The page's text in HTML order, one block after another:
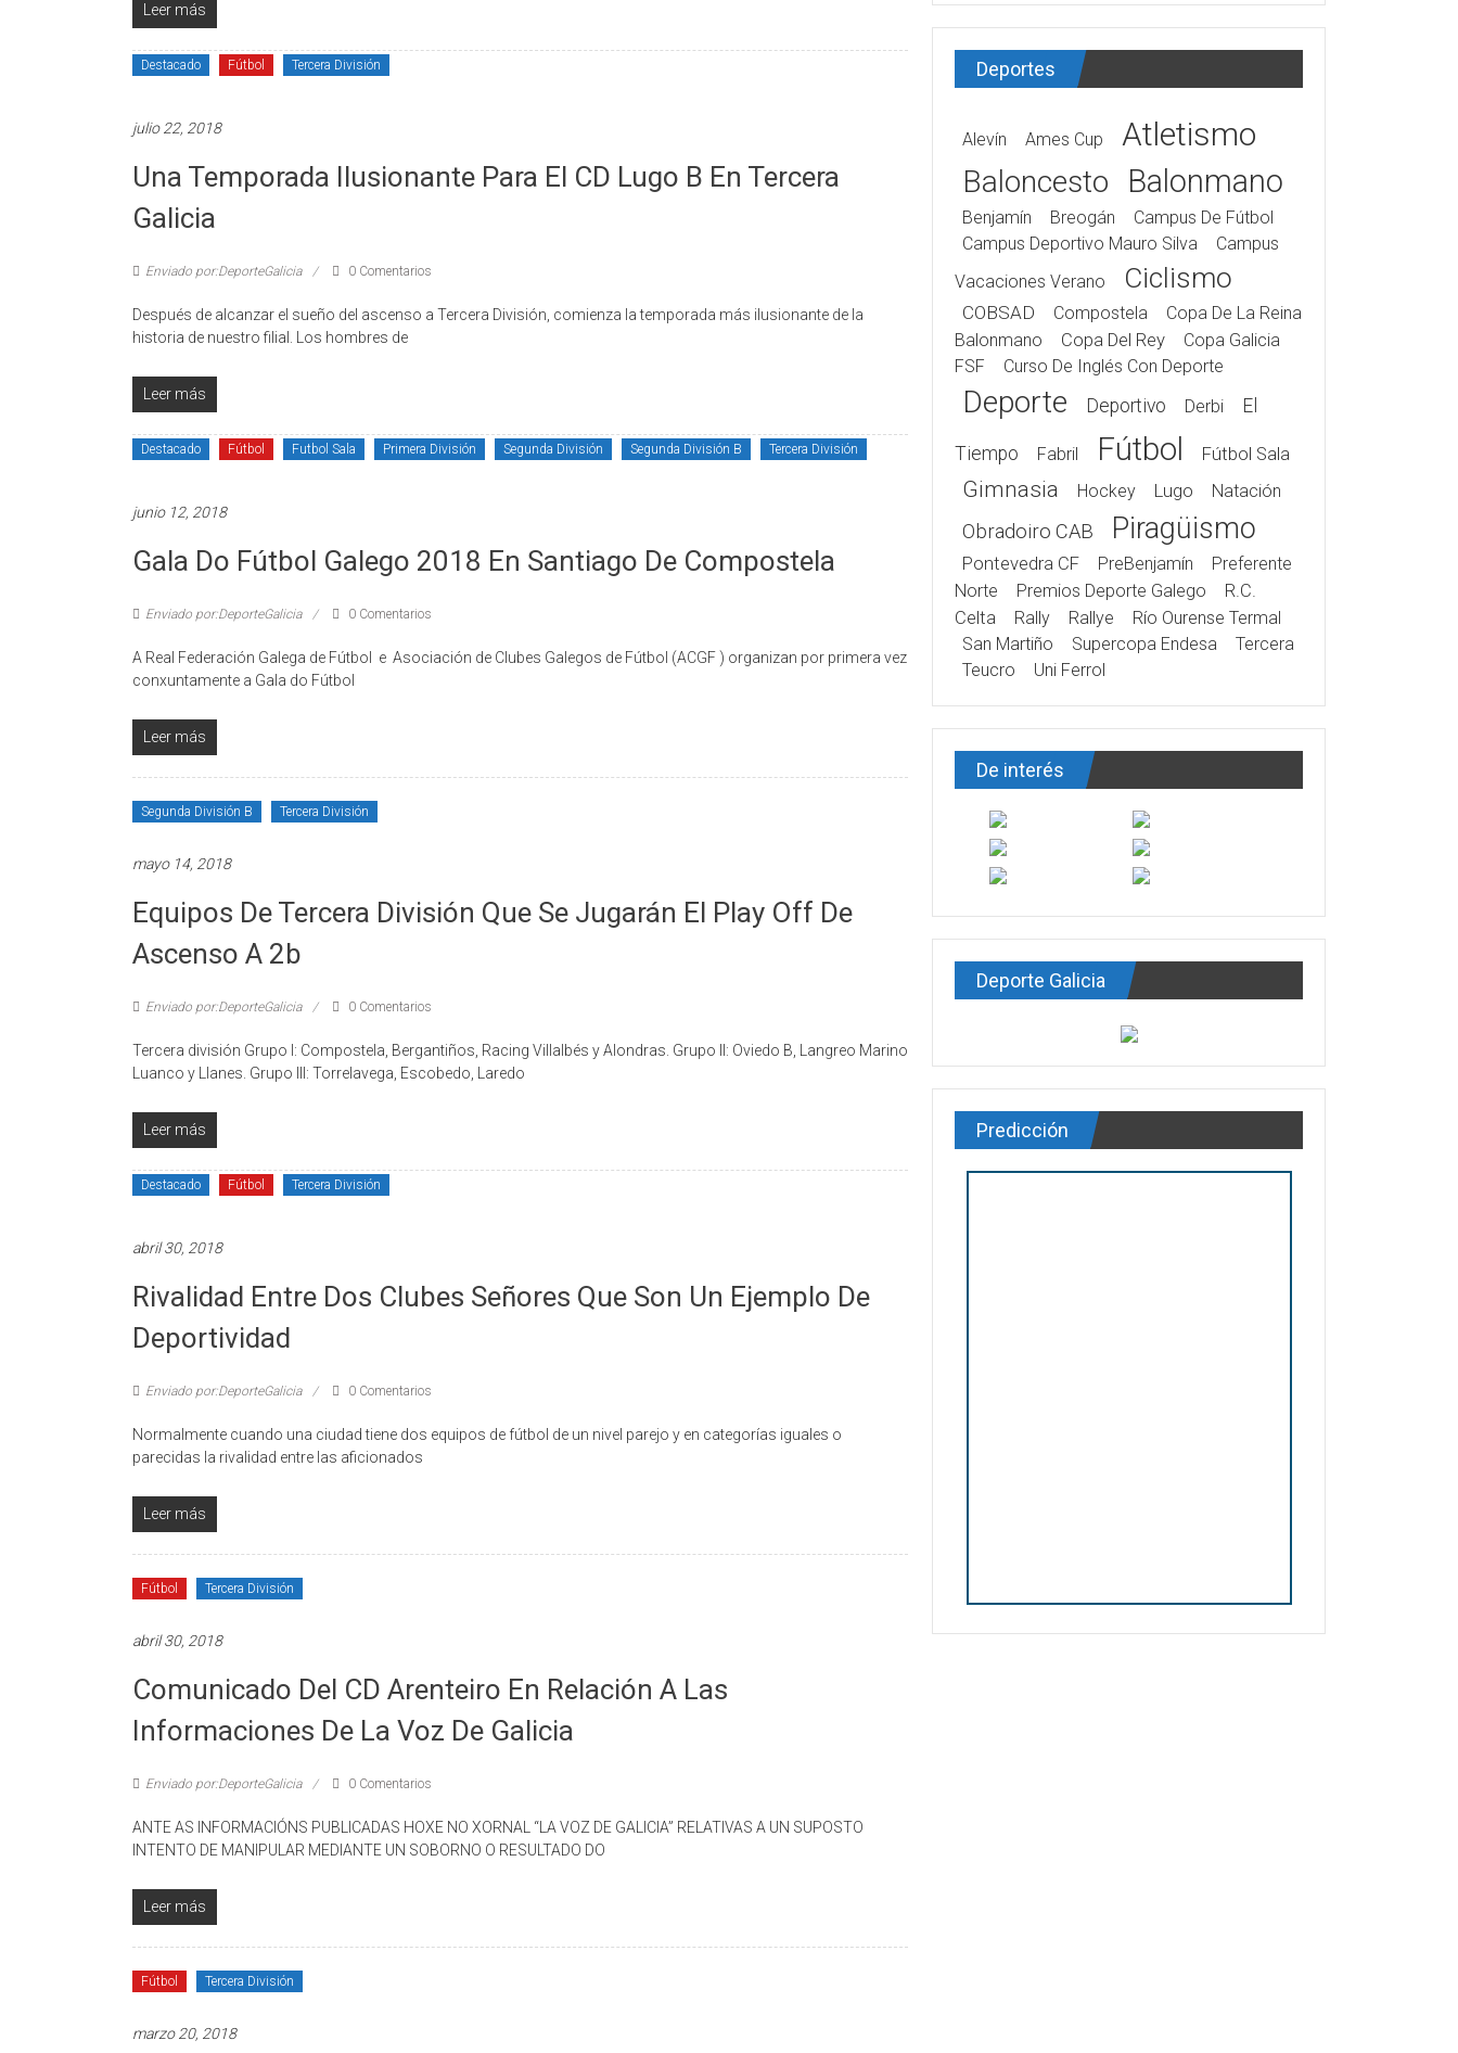
Leer más
Destacado Fútbol Tercera División
julio 22, 2018
Una Temporada Ilusionante Para El CD Lugo B En Tercera
Galicia
Enviado por:DeporteGalicia 0 Comentarios
Después de alcanzar el sueño del ascenso a Tercera División, comienza la temporada más ilusionante de la
historia de nuestro filial. Los hombres de
Leer más
Destacado Fútbol Futbol Sala Primera División Segunda División Segunda División B Tercera División
junio 12, 2018
Gala Do Fútbol Galego 2018 En Santiago De Compostela
Enviado por:DeporteGalicia 0 Comentarios
A Real Federación Galega de Fútbol e Asociación de Clubes Galegos de Fútbol (ACGF ) organizan por primera vez
conxuntamente a Gala do Fútbol
Leer más
Segunda División B Tercera División
mayo 14, 2018
Equipos De Tercera División Que Se Jugarán El Play Off De
Ascenso A 2b
Enviado por:DeporteGalicia 0 Comentarios
Tercera división Grupo I: Compostela, Bergantiños, Racing Villalbés y Alondras. Grupo II: Oviedo B, Langreo Marino
Luanco y Llanes. Grupo III: Torrelavega, Escobedo, Laredo
Leer más
Destacado Fútbol Tercera División
abril 30, 2018
Rivalidad Entre Dos Clubes Señores Que Son Un Ejemplo De
Deportividad
Enviado por:DeporteGalicia 0 Comentarios
Normalmente cuando una ciudad tiene dos equipos de fútbol de un nivel parejo y en categorías iguales o
parecidas la rivalidad entre las aficionados
Leer más
Fútbol Tercera División
abril 30, 2018
Comunicado Del CD Arenteiro En Relación A Las
Informaciones De La Voz De Galicia
Enviado por:DeporteGalicia 0 Comentarios
ANTE AS INFORMACIÓNS PUBLICADAS HOXE NO XORNAL “LA VOZ DE GALICIA” RELATIVAS A UN SUPOSTO
INTENTO DE MANIPULAR MEDIANTE UN SOBORNO O RESULTADO DO
Leer más
Fútbol Tercera División
marzo 20, 2018
Deportes
Alevín Ames Cup Atletismo
Baloncesto Balonmano
Benjamín Breogán
Campus De Fútbol
Campus Deportivo Mauro Silva
Campus
Vacaciones Verano
Ciclismo
COBSAD Compostela
Copa De La Reina
Balonmano
Copa Del Rey
Copa Galicia
FSF
Curso De Inglés Con Deporte
Deporte Deportivo Derbi El
Tiempo Fabril Fútbol Fútbol Sala
Gimnasia Hockey Lugo Natación
Obradoiro CAB Piragüismo
Pontevedra CF PreBenjamín
Preferente
Norte
Premios Deporte Galego
R.C.
Celta
Rally Rallye
Río Ourense Termal
San Martiño
Supercopa Endesa
Tercera
Teucro
Uni Ferrol
De interés
Deporte Galicia
Predicción